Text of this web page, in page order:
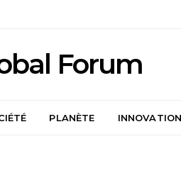
Forum
PLANÈTE